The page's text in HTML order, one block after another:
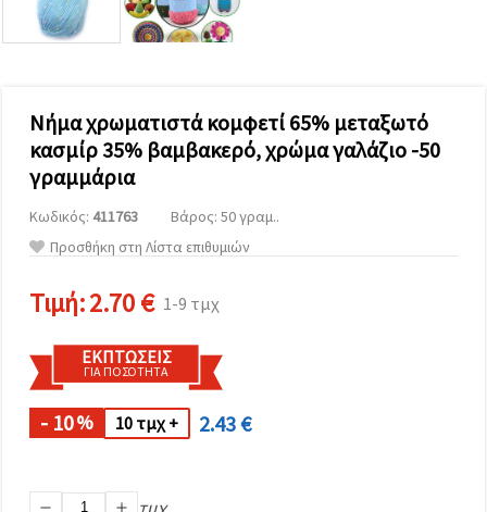
πιο σχετικό
περιεχόμενο
και
τη βοήθεια
συνεργατών
μας για
αναλύσεις
μάρκετινγκ.
Μπορείτε
χρησιμοποιήσετε
cookies
κάνοντας
κλικ στον
καθορίστε
Νήμα χρωματιστά κομφετί 65% μεταξωτό
κασμίρ 35% βαμβακερό, χρώμα γαλάζιο -50
γραμμάρια
Κωδικός: 411763
Βάρος: 50 γραμ..
Προσθήκη στη Λίστα επιθυμιών
Τιμή:2.70 € 1-9 τμχ
ΕΚΠΤΏΣΕΙΣ
ΓΙΑ ΠΟΣΌΤΗΤΑ
- 10% 10 τμχ + 2.43 €
τμχ